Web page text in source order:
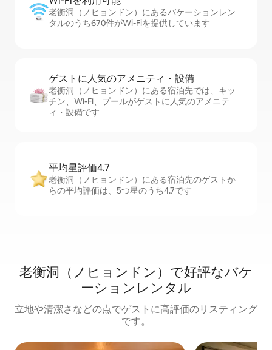
老衡洞（ノヒョンドン）にあるバケーションレン
タルのうち670件がWi-Fiを提供しています
ゲストに人⁠気⁠のア⁠メ⁠ニ⁠テ⁠ィ・設⁠備
老衡洞（ノヒョンドン）にある宿泊先では、キッ
チン、Wi-Fi、プールがゲストに人気のアメニテ
ィ・設備です
平均星評価4.7
老衡洞（ノヒョンドン）にある宿泊先のゲストか
らの平均評価は、5つ星のうち4.7です
老衡洞（ノヒョンドン）で好評なバケ
ーションレンタル
立地や清潔さなどの点でゲストに高評価のリスティング
です。